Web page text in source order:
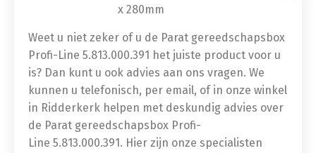
x 280mm
Weet u niet zeker of u de Parat gereedschapsbox
Profi-Line 5.813.000.391 het juiste product voor u
is? Dan kunt u ook advies aan ons vragen. We
kunnen u telefonisch, per email, of in onze winkel
in Ridderkerk helpen met deskundig advies over
de Parat gereedschapsbox Profi-
Line 5.813.000.391. Hier zijn onze specialisten